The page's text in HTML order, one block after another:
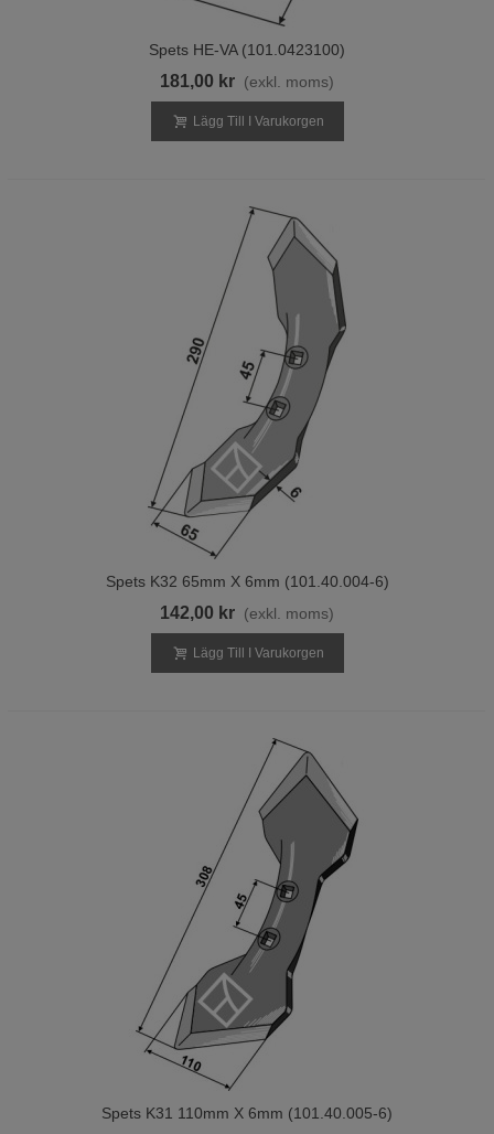
Spets HE-VA (101.0423100)
181,00 kr (exkl. moms)
Lägg Till I Varukorgen
Spets K32 65mm X 6mm (101.40.004-6)
142,00 kr (exkl. moms)
Lägg Till I Varukorgen
Spets K31 110mm X 6mm (101.40.005-6)